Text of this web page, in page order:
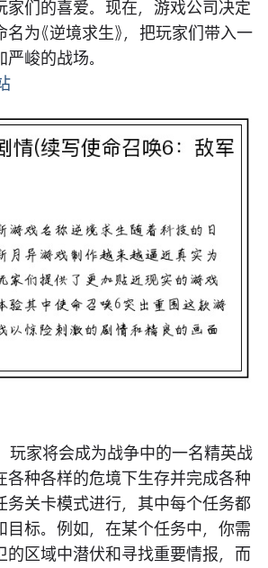
家们的喜爱。现在，游戏公司决定
为《逆境求生》，把玩家们带入一
峻的战场。
玩家将会成为战争中的一名精英战
各种各样的危境下生存并完成各种
务关卡模式进行，其中每个任务都
目标。例如，在某个任务中，你需
的区域中潜伏和寻找重要情报，而